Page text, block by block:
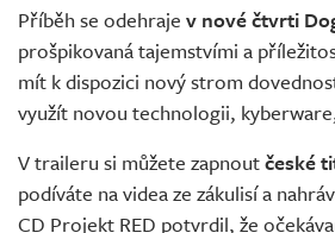
Příběh se odehraje v nové čtvrti
prošpikovaná tajemstvími a
mít k dispozici nový strom
využít novou technologii,
V traileru si můžete zapnoutčeské
podíváte na videa ze zákulisí a
CD Projekt RED potvrdil, že